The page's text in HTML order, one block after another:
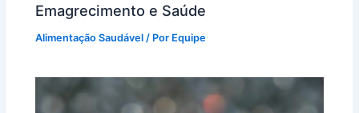
Emagrecimento e Saúde
Alimentação Saudável / Por Equipe